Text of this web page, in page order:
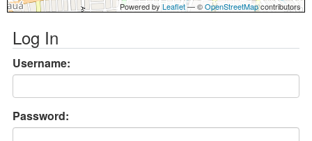
Powered by Leaflet— ©OpenStreetMapcontributors
Log In
Username:
Password: